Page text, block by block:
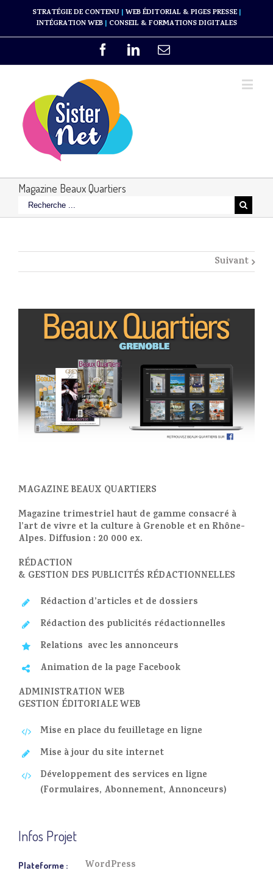
STRATÉGIE DE CONTENU | WEB ÉDITORIAL & PIGES PRESSE |
INTÉGRATION WEB | CONSEIL & FORMATIONS DIGITALES
Magazine Beaux Quartiers
Suivant
MAGAZINE BEAUX QUARTIERS
Magazine trimestriel haut de gamme consacré à
l’art de vivre et la culture à Grenoble et en Rhône-
Alpes. Diffusion : 20 000 ex.
RÉDACTION
& GESTION DES PUBLICITÉS RÉDACTIONNELLES
Rédaction d’articles et de dossiers
Rédaction des publicités rédactionnelles
Relations avec les annonceurs
Animation de la page Facebook
ADMINISTRATION WEB
GESTION ÉDITORIALE WEB
Mise en place du feuilletage en ligne
Mise à jour du site internet
Développement des services en ligne
(Formulaires, Abonnement, Annonceurs)
Infos Projet
Plateforme : WordPress